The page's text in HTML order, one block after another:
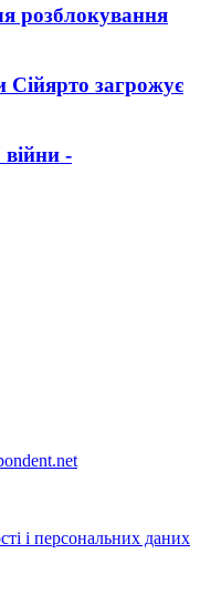
розблокування
загрожує
війни -
і персональних даних